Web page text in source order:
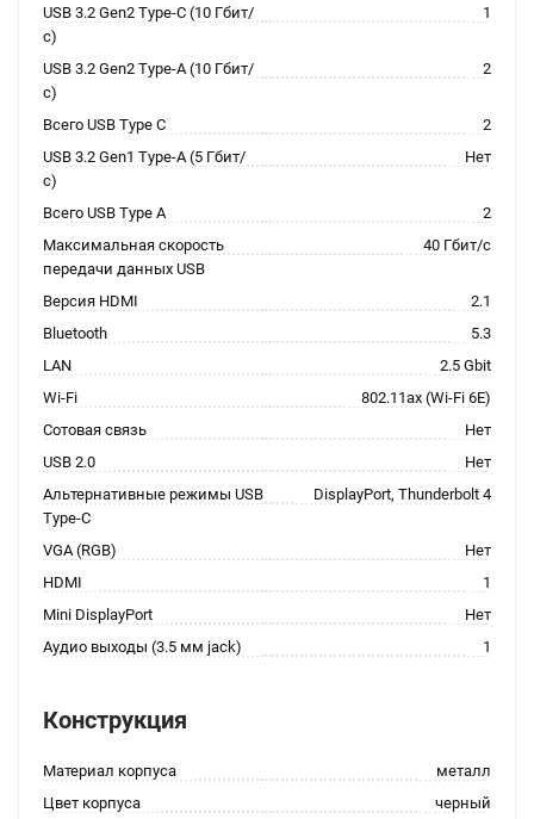
USB 3.2 Gen2 Type-C (10 Гбит/
с)
1
USB 3.2 Gen2 Type-A (10 Гбит/
с)
2
Всего USB Type C
2
USB 3.2 Gen1 Type-A (5 Гбит/
с)
Нет
Всего USB Type A
2
Максимальная скорость
передачи данных USB
40 Гбит/с
Версия HDMI
2.1
Bluetooth
5.3
LAN
2.5 Gbit
Wi-Fi
802.11ax (Wi-Fi 6E)
Сотовая связь
Нет
USB 2.0
Нет
Альтернативные режимы USB
Type-C
DisplayPort, Thunderbolt 4
VGA (RGB)
Нет
HDMI
1
Mini DisplayPort
Нет
Аудио выходы (3.5 мм jack)
1
Конструкция
Материал корпуса
металл
Цвет корпуса
черный